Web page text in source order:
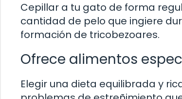
Cepillar a tu gato de forma
cantidad de pelo que ingiere
formación de tricobezoares.
Ofrece alimentos
Elegir una dieta equilibrada y